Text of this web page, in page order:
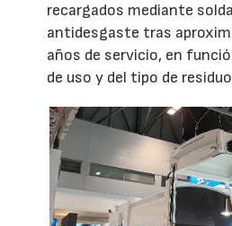
recargados mediante
antidesgaste tras
años de servicio, en
de uso y del tipo de